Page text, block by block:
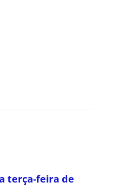
terça-feira de